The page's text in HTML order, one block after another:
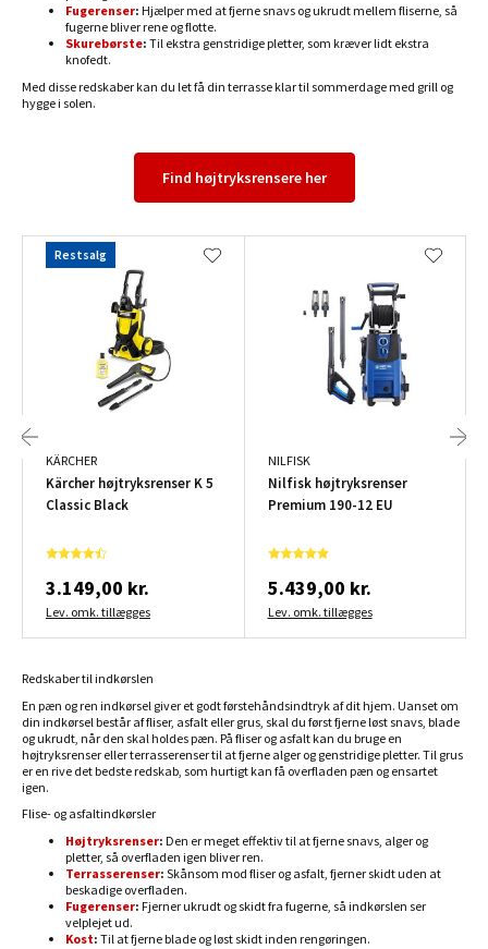
Fugerenser: Hjælper med at fjerne snavs og ukrudt mellem fliserne, så
fugerne bliver rene og flotte.
Skurebørste: Til ekstra genstridige pletter, som kræver lidt ekstra
knofedt.
Med disse redskaber kan du let få din terrasse klar til sommerdage med grill og
hygge i solen.
Find højtryksrensere her
Restsalg
KÄRCHER
Kärcher højtryksrenser K 5
Classic Black
3.149,00 kr.
Lev. omk. tillægges
NILFISK
Nilfisk højtryksrenser
Premium 190-12 EU
5.439,00 kr.
Lev. omk. tillægges
Redskaber til indkørslen
En pæn og ren indkørsel giver et godt førstehåndsindtryk af dit hjem. Uanset om
din indkørsel består af fliser, asfalt eller grus, skal du først fjerne løst snavs, blade
og ukrudt, når den skal holdes pæn. På fliser og asfalt kan du bruge en
højtryksrenser eller terrasserenser til at fjerne alger og genstridige pletter. Til grus
er en rive det bedste redskab, som hurtigt kan få overfladen pæn og ensartet
igen.
Flise- og asfaltindkørsler
Højtryksrenser: Den er meget effektiv til at fjerne snavs, alger og
pletter, så overfladen igen bliver ren.
Terrasserenser: Skånsom mod fliser og asfalt, fjerner skidt uden at
beskadige overfladen.
Fugerenser: Fjerner ukrudt og skidt fra fugerne, så indkørslen ser
velplejet ud.
Kost: Til at fjerne blade og løst skidt inden rengøringen.